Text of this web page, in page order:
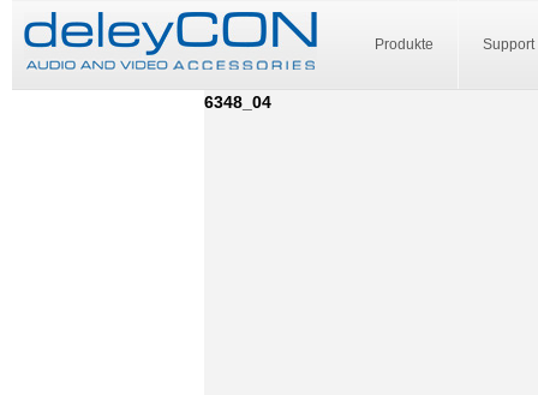
Produkte Support
6348_04